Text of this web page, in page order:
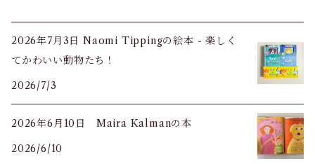
2026年7月3日 Naomi Tippingの絵本 - 楽しく
てかわいい動物たち！
2026/7/3
2026年6月10日 Maira Kalmanの本
2026/6/10